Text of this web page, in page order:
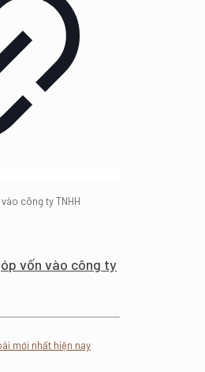
công ty TNHH
vốn vào công ty